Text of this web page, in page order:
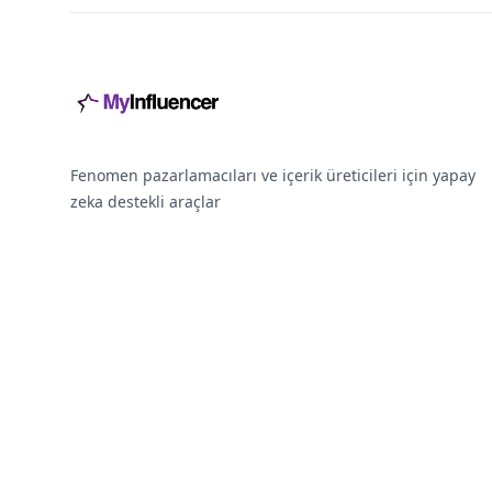
Fenomen pazarlamacıları ve içerik üreticileri için yapay
zeka destekli araçlar